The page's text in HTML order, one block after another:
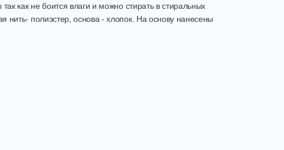
как не боится влаги и можно стирать в стиральных
нить- полиэстер, основа - хлопок. На основу нанесены